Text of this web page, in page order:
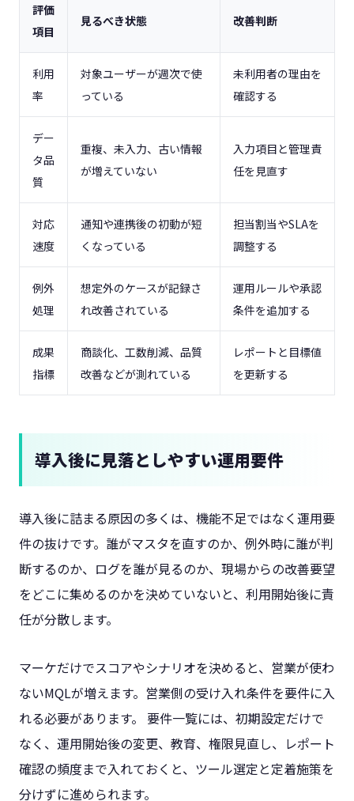
評価
項目
見るべき状態 改善判断
利用
率
対象ユーザーが週次で使
っている
未利用者の理由を
確認する
デー
タ品
質
重複、未入力、古い情報
が増えていない
入力項目と管理責
任を見直す
対応
速度
通知や連携後の初動が短
くなっている
担当割当やSLAを
調整する
例外
処理
想定外のケースが記録さ
れ改善されている
運用ルールや承認
条件を追加する
成果
指標
商談化、工数削減、品質
改善などが測れている
レポートと目標値
を更新する
導入後に見落としやすい運用要件
導入後に詰まる原因の多くは、機能不足ではなく運用要
件の抜けです。誰がマスタを直すのか、例外時に誰が判
断するのか、ログを誰が見るのか、現場からの改善要望
をどこに集めるのかを決めていないと、利用開始後に責
任が分散します。
マーケだけでスコアやシナリオを決めると、営業が使わ
ないMQLが増えます。営業側の受け入れ条件を要件に入
れる必要があります。 要件一覧には、初期設定だけで
なく、運用開始後の変更、教育、権限見直し、レポート
確認の頻度まで入れておくと、ツール選定と定着施策を
分けずに進められます。